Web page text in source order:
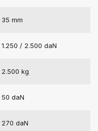
35 mm
1.250 / 2.500 daN
2.500 kg
50 daN
270 daN